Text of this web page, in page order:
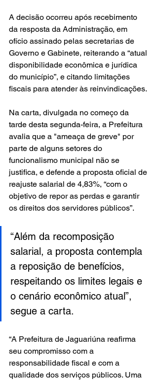
A decisão ocorreu após recebimento
da resposta da Administração, em
ofício assinado pelas secretarias de
Governo e Gabinete, reiterando a “atual
disponibilidade econômica e jurídica
do município”, e citando limitações
fiscais para atender às reinvindicações.
Na carta, divulgada no começo da
tarde desta segunda-feira, a Prefeitura
avalia que a "ameaça de greve" por
parte de alguns setores do
funcionalismo municipal não se
justifica, e defende a proposta oficial de
reajuste salarial de 4,83%, “com o
objetivo de repor as perdas e garantir
os direitos dos servidores públicos”.
“Além da recomposição
salarial, a proposta contempla
a reposição de benefícios,
respeitando os limites legais e
o cenário econômico atual”,
segue a carta.
“A Prefeitura de Jaguariúna reafirma
seu compromisso com a
responsabilidade fiscal e com a
qualidade dos serviços públicos. Uma